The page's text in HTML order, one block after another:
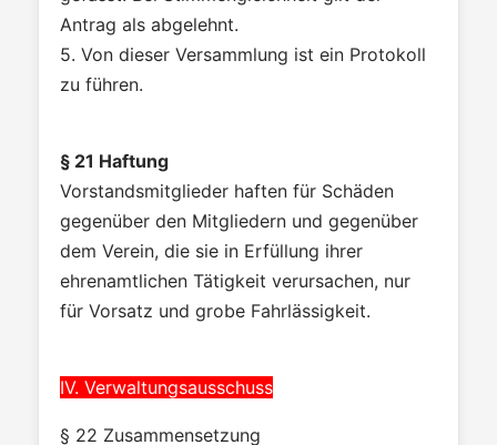
Antrag als abgelehnt.
5. Von dieser Versammlung ist ein Protokoll
zu führen.
§ 21 Haftung
Vorstandsmitglieder haften für Schäden
gegenüber den Mitgliedern und gegenüber
dem Verein, die sie in Erfüllung ihrer
ehrenamtlichen Tätigkeit verursachen, nur
für Vorsatz und grobe Fahrlässigkeit.
IV. Verwaltungsausschuss
§ 22 Zusammensetzung